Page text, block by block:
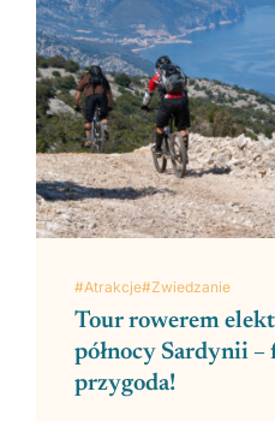
#Atrakcje#Zwiedzanie
Tour rowerem
północy Sardynii –
przygoda!